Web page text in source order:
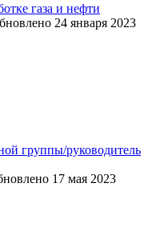
газа и нефти
24 января 2023
группы/руководитель
17 мая 2023